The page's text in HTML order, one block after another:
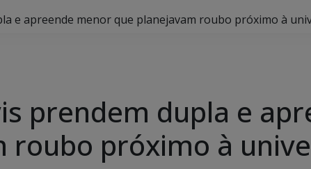
e apreende menor que planejavam roubo próximo à
prendem dupla e
roubo próximo à